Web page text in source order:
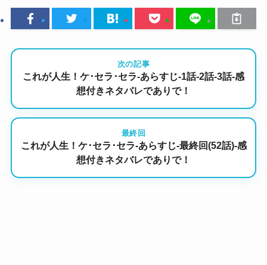
次の記事
これが人生！ケ･セラ･セラ-あらすじ-1話-2話-3話-感
想付きネタバレでありで！
最終回
これが人生！ケ･セラ･セラ-あらすじ-最終回(52話)-感
想付きネタバレでありで！